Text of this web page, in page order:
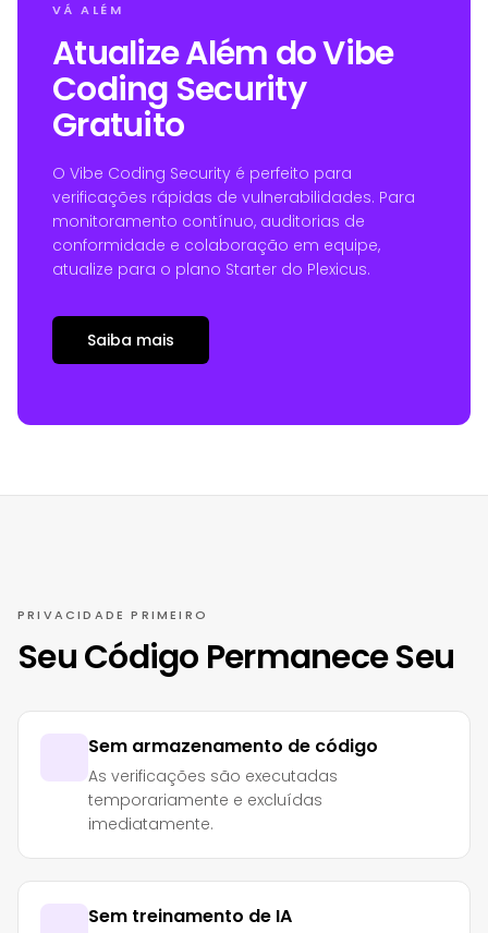
VÁ ALÉM
Atualize Além do Vibe
Coding Security
Gratuito
O Vibe Coding Security é perfeito para
verificações rápidas de vulnerabilidades. Para
monitoramento contínuo, auditorias de
conformidade e colaboração em equipe,
atualize para o plano Starter do Plexicus.
Saiba mais
PRIVACIDADE PRIMEIRO
Seu Código Permanece Seu
Sem armazenamento de código
As verificações são executadas
temporariamente e excluídas
imediatamente.
Sem treinamento de IA